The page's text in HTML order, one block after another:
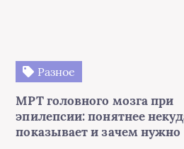
Разное
МРТ головного мозга при
эпилепсии: понятнее
показывает и зачем нужно